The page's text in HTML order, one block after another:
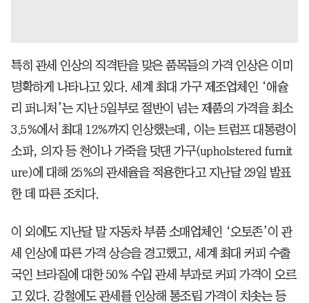
특히 관세 인상의 직격탄을 맞은 품목들의 가격 인상은 이미
명확하게 나타나고 있다. 세계 최대 가구 제조업체인 ‘애슐
리 퍼니처’는 지난 5일부로 절반이 넘는 제품의 가격을 최소
3.5%에서 최대 12%까지 인상했는데, 이는 트럼프 대통령이
소파, 의자 등 천이나 가죽을 덧댄 가구(upholstered furnit
ure)에 대해 25%의 관세율을 적용한다고 지난달 29일 발표
한 데 따른 조치다.
이 외에도 지난달 말 자동차 부품 소매업체인 ‘오토존’이 관
세 인상에 따른 가격 상승을 경고했고, 세계 최대 커피 수출
국인 브라질에 대한 50% 수입 관세 부과로 커피 가격이 오르
고 있다. 강철에도 관세를 인상해 통조림 가격이 치솟는 등